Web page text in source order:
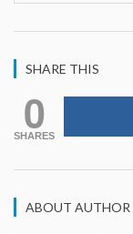
SHARE THIS
0
SHARES
ABOUT AUTHOR